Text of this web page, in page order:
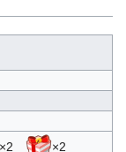
×2
×2